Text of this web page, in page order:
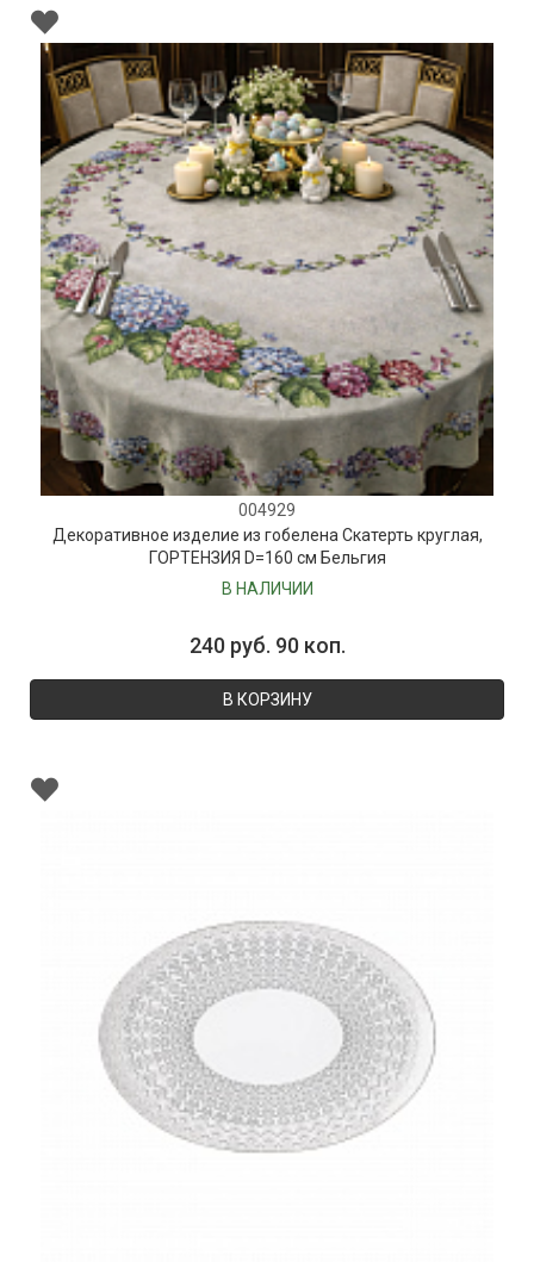
004929
Декоративное изделие из гобелена Скатерть круглая,
ГОРТЕНЗИЯ D=160 см Бельгия
В НАЛИЧИИ
240 руб. 90 коп.
В КОРЗИНУ